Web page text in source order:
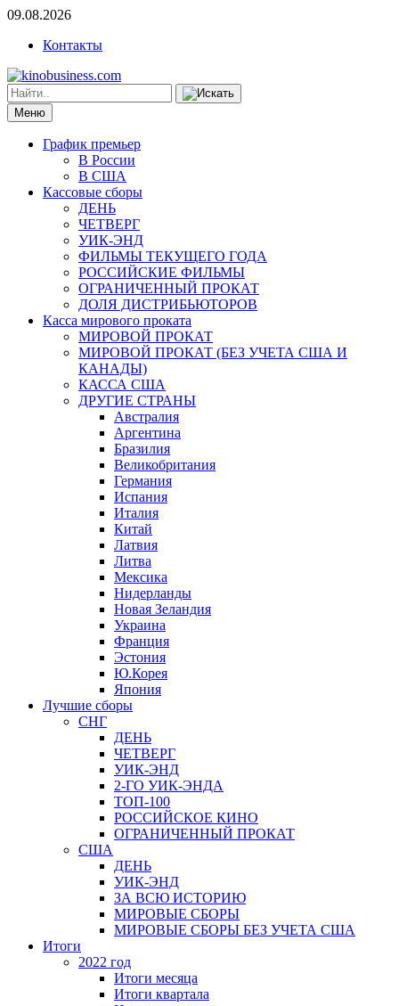
09.08.2026
Контакты
Меню
График премьер
В России
В США
Кассовые сборы
ДЕНЬ
ЧЕТВЕРГ
УИК-ЭНД
ФИЛЬМЫ ТЕКУЩЕГО ГОДА
РОССИЙСКИЕ ФИЛЬМЫ
ОГРАНИЧЕННЫЙ ПРОКАТ
ДОЛЯ ДИСТРИБЬЮТОРОВ
Касса мирового проката
МИРОВОЙ ПРОКАТ
МИРОВОЙ ПРОКАТ (БЕЗ УЧЕТА США И
КАНАДЫ)
КАССА США
ДРУГИЕ СТРАНЫ
Австралия
Аргентина
Бразилия
Великобритания
Германия
Испания
Италия
Китай
Латвия
Литва
Мексика
Нидерланды
Новая Зеландия
Украина
Франция
Эстония
Ю.Корея
Япония
Лучшие сборы
СНГ
ДЕНЬ
ЧЕТВЕРГ
УИК-ЭНД
2-ГО УИК-ЭНДА
ТОП-100
РОССИЙСКОЕ КИНО
ОГРАНИЧЕННЫЙ ПРОКАТ
США
ДЕНЬ
УИК-ЭНД
ЗА ВСЮ ИСТОРИЮ
МИРОВЫЕ СБОРЫ
МИРОВЫЕ СБОРЫ БЕЗ УЧЕТА США
Итоги
2022 год
Итоги месяца
Итоги квартала